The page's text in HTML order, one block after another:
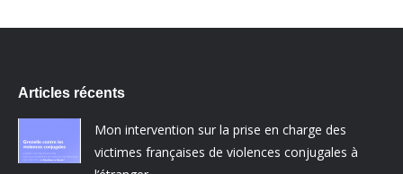
Articles récents
Mon intervention sur la prise en charge des
victimes françaises de violences conjugales à